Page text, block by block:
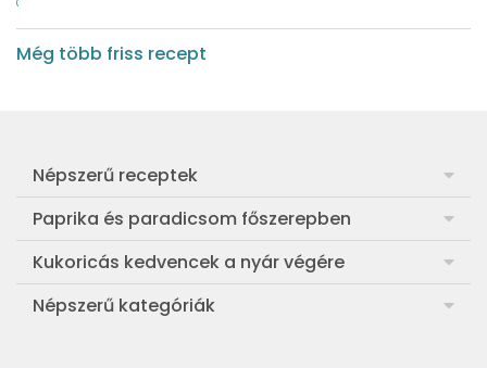
Még több friss recept
Népszerű receptek
Frankfurti leves
Egyszerű muffin
Aranygaluska
Paprika és paradicsom főszerepben
Pan con Tomate
Paradicsom és paprika eltevése télre
Kukoricás kedvencek a nyár végére
Legfinomabb főtt kukorica
Népszerű kategóriák